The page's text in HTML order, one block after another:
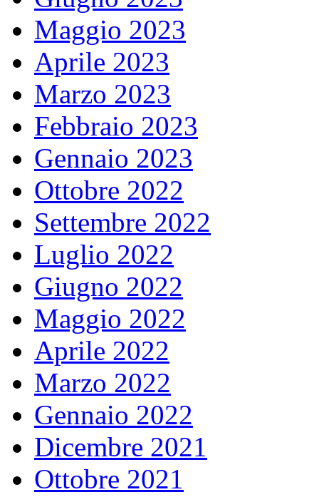
Maggio 2023
Aprile 2023
Marzo 2023
Febbraio 2023
Gennaio 2023
Ottobre 2022
Settembre 2022
Luglio 2022
Giugno 2022
Maggio 2022
Aprile 2022
Marzo 2022
Gennaio 2022
Dicembre 2021
Ottobre 2021